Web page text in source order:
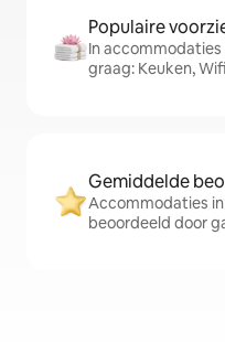
Populaire
In
graag: Keuken,
Gemiddelde
Accommodaties
beoordeeld door